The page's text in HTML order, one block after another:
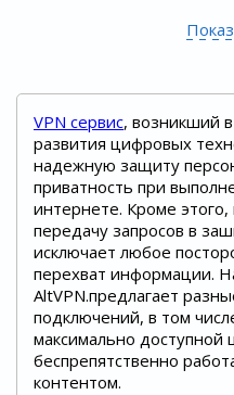
VPN сервис, возникший
развития цифровых
надежную защиту
приватность при
интернете. Кроме
передачу запросов в
исключает любое
перехват информации.
AltVPN.предлагает
подключений, в том
максимально доступной
беспрепятственно
контентом.